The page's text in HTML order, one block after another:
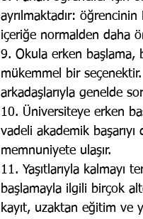
ayrılmaktadır:
içeriğe normalden daha
9. Okula erken başlama,
mükemmel bir
arkadaşlarıyla genelde
10. Üniversiteye erken
vadeli akademik
memnuniyete ulaşır.
11. Yaşıtlarıyla kalmayı
başlamayla ilgili birçok
kayıt, uzaktan eğitim ve